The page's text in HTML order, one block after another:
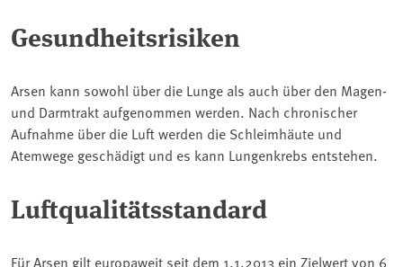
Gesundheitsrisiken
Arsen kann sowohl über die Lunge als auch über den Magen-
und Darmtrakt aufgenommen werden. Nach chronischer
Aufnahme über die Luft werden die Schleimhäute und
Atemwege geschädigt und es kann Lungenkrebs entstehen.
Luftqualitätsstandard
Für Arsen gilt europaweit seit dem 1.1.2013 ein Zielwert von 6